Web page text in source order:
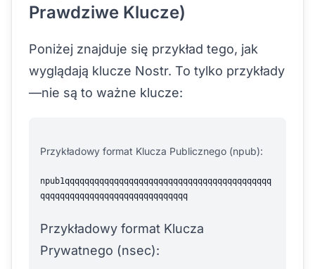
Prawdziwe Klucze)
Poniżej znajduje się przykład tego, jak
wyglądają klucze Nostr. To tylko przykłady
—nie są to ważne klucze:
Przykładowy format Klucza Publicznego (npub):
npub1qqqqqqqqqqqqqqqqqqqqqqqqqqqqqqqqqqqqqqqqqq
qqqqqqqqqqqqqqqqqqqqqqqqqqqqqq
Przykładowy format Klucza
Prywatnego (nsec):